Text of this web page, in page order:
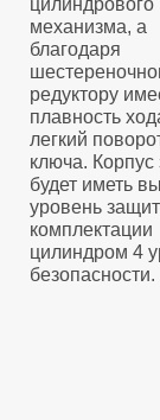
цилиндрового
механизма, а
благодаря
редуктору
плавность
легкий
ключа. Корпус
будет иметь
уровень
комплектации
цилиндром 4
безопасности.